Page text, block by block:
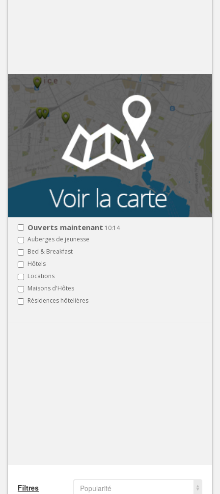
Ouverts maintenant 10:14
Auberges de jeunesse
Bed & Breakfast
Hôtels
Locations
Maisons d'Hôtes
Résidences hôtelières
Filtres
Popularité